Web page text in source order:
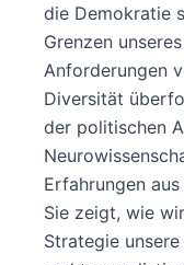
die Demokratie
Grenzen
Anforderungen
Diversität
der politischen
Erfahrungen
Sie zeigt, wie
Strategie